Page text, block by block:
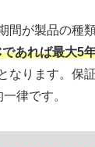
間が製品の種
あれば最大5
なります。保
律です。